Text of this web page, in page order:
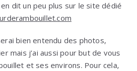
dit un peu plus sur le site dédié
bien entendu des photos,
mais j’ai aussi pour but de vous
et ses environs. Pour cela,